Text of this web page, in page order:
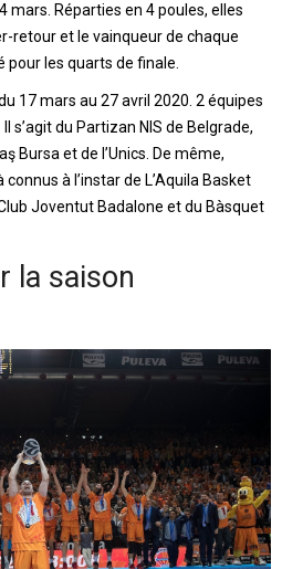
mars. Réparties en 4 poules, elles
retour et le vainqueur de chaque
les quarts de finale.
17 mars au 27 avril 2020. 2 équipes
s’agit du Partizan NIS de Belgrade,
Bursa et de l’Unics. De même,
à l’instar de L’Aquila Basket
Joventut Badalone et du Bàsquet
la saison